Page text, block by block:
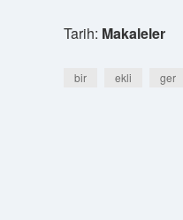
Tarih: Makaleler
bir ekli ger